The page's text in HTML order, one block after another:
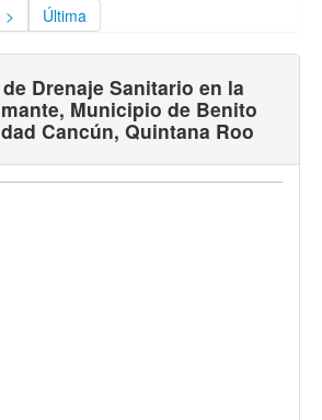
> Última
Drenaje Sanitario en la
Municipio de Benito
Cancún, Quintana Roo